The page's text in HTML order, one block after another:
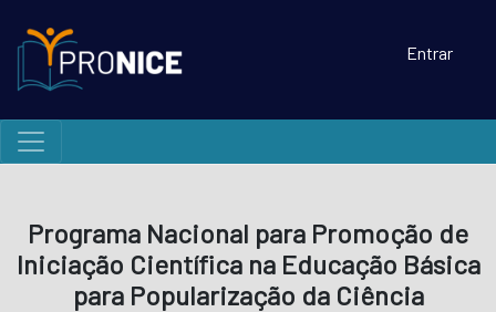
Entrar
Programa Nacional para Promoção de
Iniciação Científica na Educação Básica
para Popularização da Ciência